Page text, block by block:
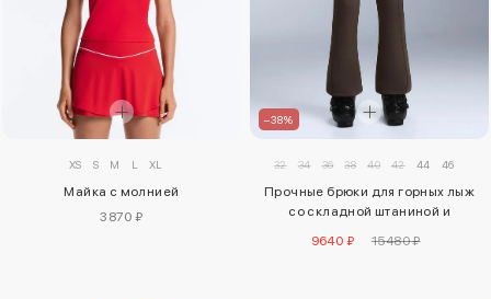
XS S M L XL
Майка с молнией
3870 ₽
–38%
32 34 36 38 40 42 44 46
Прочные брюки для горных лыж
со складной штаниной и
9640 ₽ 15480 ₽